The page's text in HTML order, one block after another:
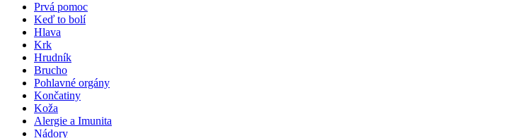
Prvá pomoc
Keď to bolí
Hlava
Krk
Hrudník
Brucho
Pohlavné orgány
Končatiny
Koža
Alergie a Imunita
Nádory